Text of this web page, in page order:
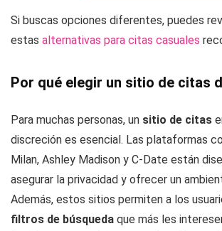
Si buscas opciones diferentes, puedes
estas alternativas para citas casuales
Por qué elegir un sitio de citas
Para muchas personas, un sitio de citas
discreción es esencial. Las plataformas
Milan, Ashley Madison y C-Date están
asegurar la privacidad y ofrecer un
Además, estos sitios permiten a los
filtros de búsqueda que más les